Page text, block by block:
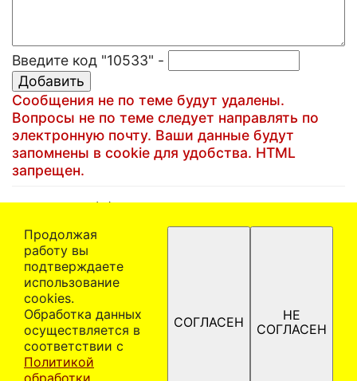
Введите код "10533" -
Сообщения не по теме будут удалены.
Вопросы не по теме следует направлять по
электронную почту. Ваши данные будут
запомнены в cookie для удобства. HTML
запрещен.
(C)1999-2025 Артем Кучин
artem@artem.ru
Политика в отношении обработки персональных
При использовании материалов ссылка на сайта
www.artem.ru обязательна! Автор оставляет за
собой право отказать в праве использования
материалов на безвозмездной основе без
объяснения причин. Материалы сайта защищены
законом об авторских и смежных правах.
Продолжая
работу вы
подтверждаете
использование
сооkiеѕ.
Обработка данных
осуществляется в
соответствии с
Политикой
обработки
СОГЛАСЕН
НЕ
СОГЛАСЕН